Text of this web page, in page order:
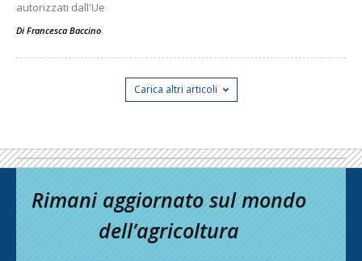
autorizzati dall'Ue
Di Francesca Baccino
Carica altri articoli
Rimani aggiornato sul mondo
dell’agricoltura